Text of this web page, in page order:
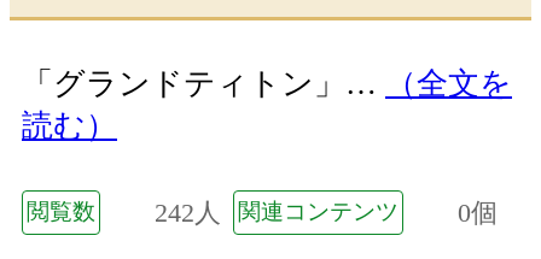
「グランドティトン」…
（全文を
読む）
閲覧数 242人 関連コンテンツ 0個